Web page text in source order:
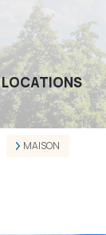
LOCATIONS
MAISON